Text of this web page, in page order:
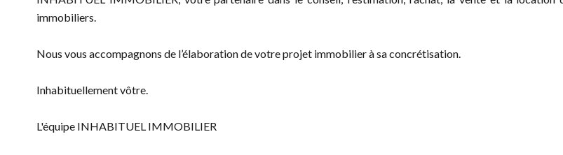
immobiliers.
Nous vous accompagnons de l’élaboration de votre projet immobilier à sa concrétisation.
Inhabituellement vôtre.
L'équipe INHABITUEL IMMOBILIER